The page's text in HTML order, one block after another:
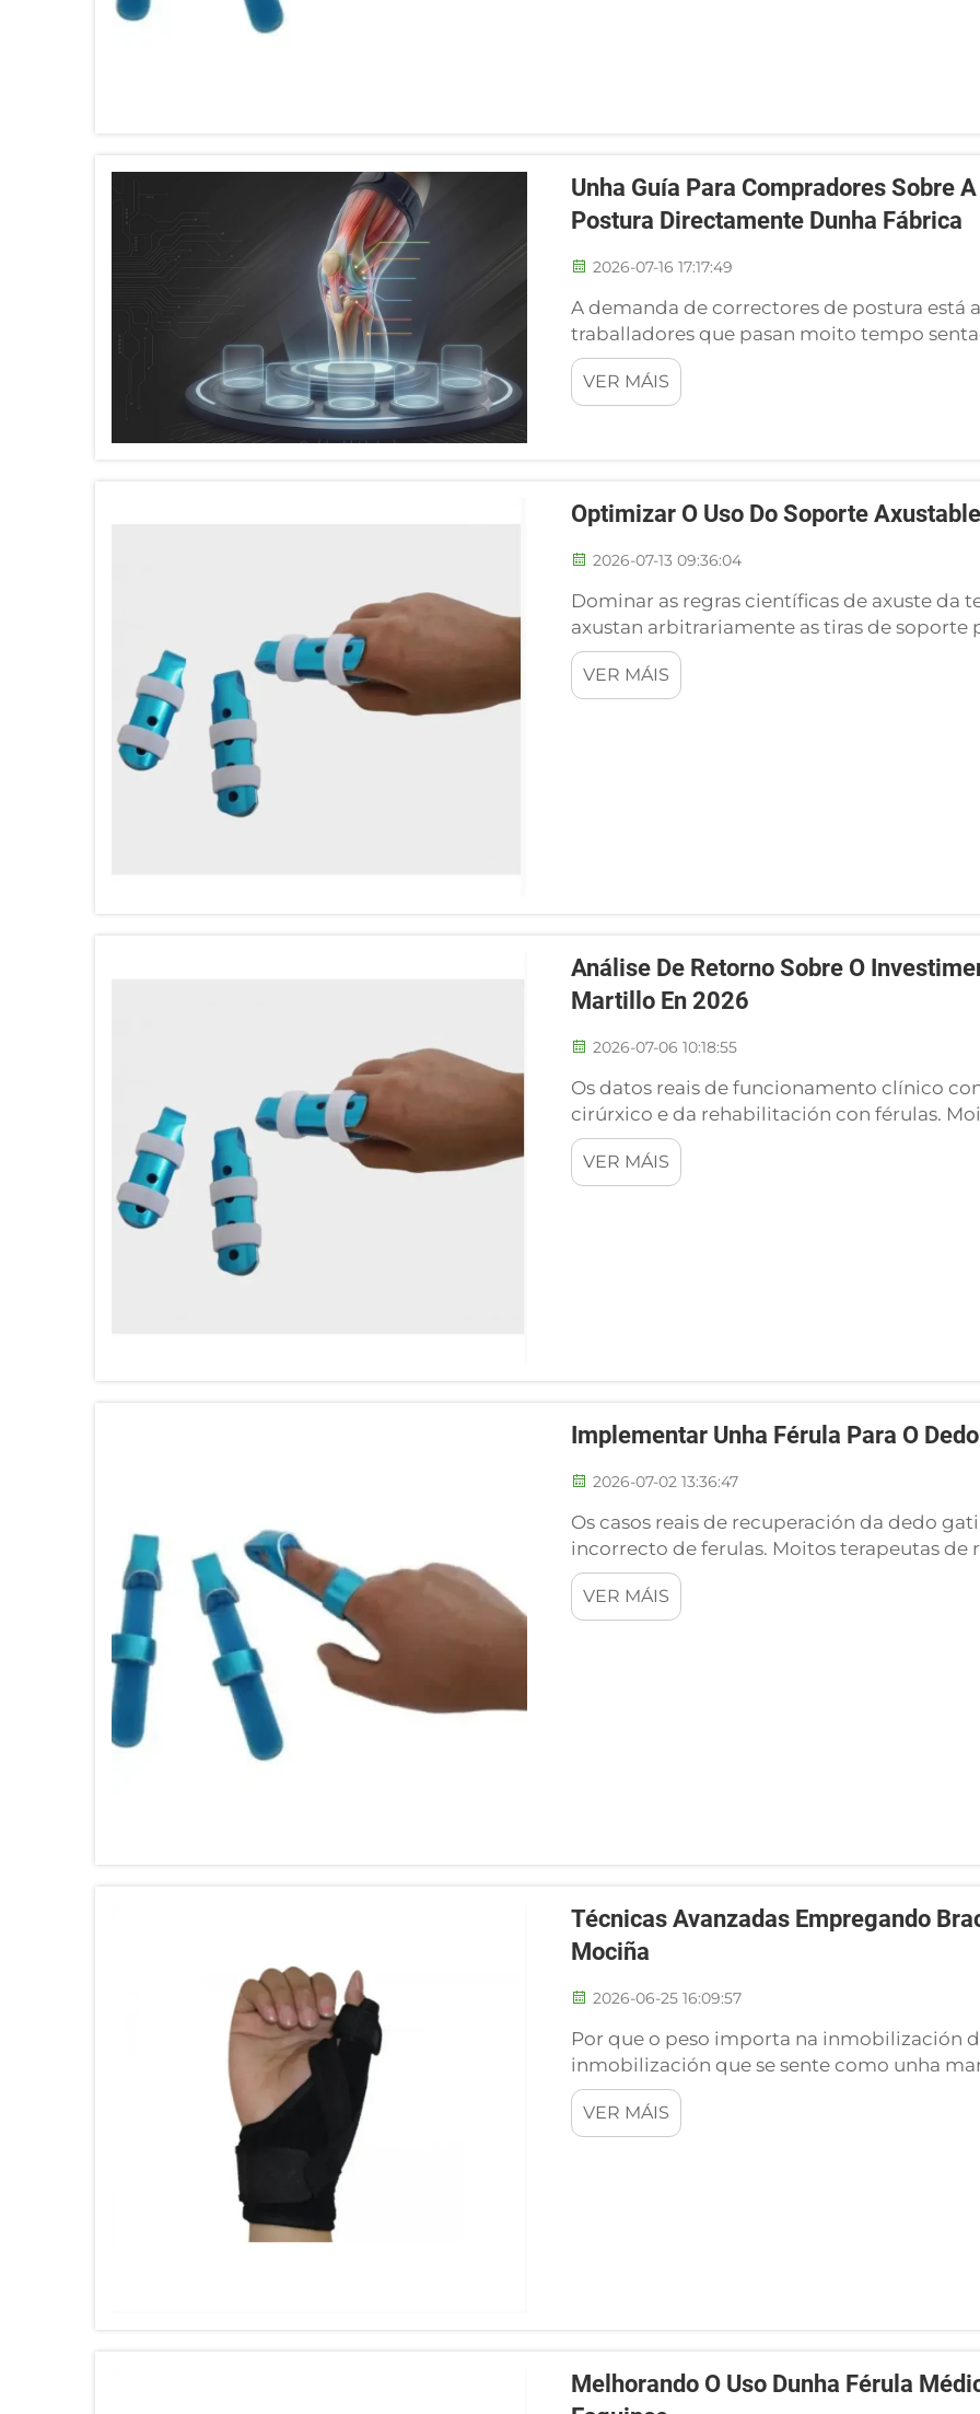
Unha Guía Para Compradores Sobre
Postura Directamente Dunha Fábrica
2026-07-16 17:17:49
A demanda de correctores de postura
traballadores que pasan moito tempo
consumidores concienciados sobre a
marca branca, isto significa unha
crítica: escoller o r...
VER MÁIS
Optimizar O Uso Do Soporte
2026-07-13 09:36:04
Dominar as regras científicas de axuste da
axustan arbitrariamente as tiras de soporte
obxectivos de avaliación, o que
rehabilitación, como a obstrución da
VER MÁIS
Análise De Retorno Sobre O
Martillo En 2026
2026-07-06 10:18:55
Os datos reais de funcionamento clínico
cirúrxico e da rehabilitación con férulas.
ortopédicas e centros de rehabilitación
que comparan a intervención cirúrxica e a
VER MÁIS
Implementar Unha Férula Para O
2026-07-02 13:36:47
Os casos reais de recuperación da dedo
incorrecto de ferulas. Moitos terapeutas
clínicos de recuperación consistentes
ferulas para o dedo gatillo con métodos de
VER MÁIS
Técnicas Avanzadas Empregando
Mociña
2026-06-25 16:09:57
Por que o peso importa na inmobilización
inmobilización que se sente como unha
contra do obxectivo mesmo da
inercial aos extensores e flexores da
alargar a...
VER MÁIS
Melhorando O Uso Dunha Férula